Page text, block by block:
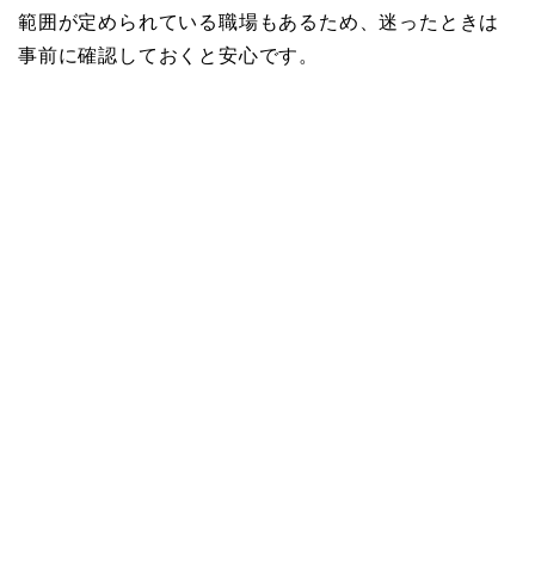
範囲が定められている職場もあるため、迷ったときは
事前に確認しておくと安心です。